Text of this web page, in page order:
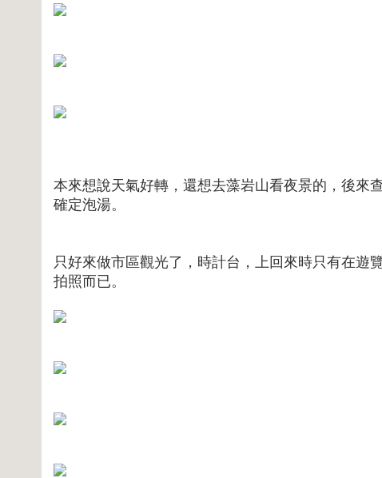
本來想說天氣好轉，還想去藻岩山看夜景的，後來
確定泡湯。
只好來做市區觀光了，時計台，上回來時只有在遊
拍照而已。